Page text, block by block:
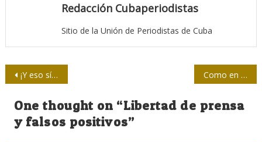
Redacción Cubaperiodistas
Sitio de la Unión de Periodistas de Cuba
Navegación
de
entradas
¡Y eso sí es libre Expresión! Como en familia con el Embajador británico
One thought on “Libertad de prensa
y falsos positivos”